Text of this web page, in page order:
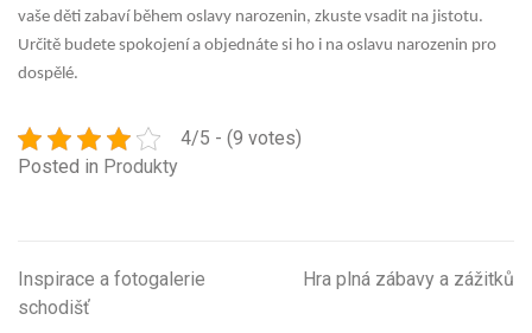
vaše děti zabaví během oslavy narozenin, zkuste vsadit na jistotu.
Určitě budete spokojení a objednáte si ho i na oslavu narozenin pro
dospělé.
4/5 - (9 votes)
Posted in Produkty
Navigace
Inspirace a fotogalerie
schodišť
Hra plná zábavy a zážitků